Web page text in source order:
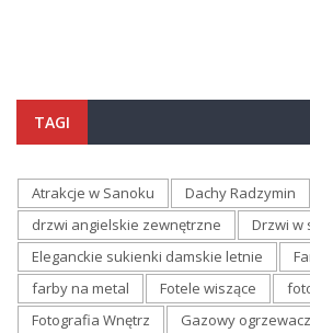
TAGI
Atrakcje w Sanoku
Dachy Radzymin
drzwi angielskie zewnętrzne
Drzwi w
Eleganckie sukienki damskie letnie
farby na metal
Fotele wiszące
Fotografia Wnętrz
Gazowy